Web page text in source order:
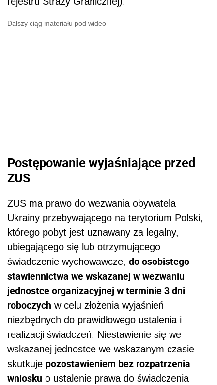
Dalszy ciąg materiału pod wideo
Postępowanie wyjaśniające przed
ZUS
ZUS ma prawo do wezwania obywatela
Ukrainy przebywającego na terytorium Polski,
którego pobyt jest uznawany za legalny,
ubiegającego się lub otrzymującego
świadczenie wychowawcze, do osobistego
stawiennictwa we wskazanej w wezwaniu
jednostce organizacyjnej w terminie 3 dni
roboczych w celu złożenia wyjaśnień
niezbędnych do prawidłowego ustalenia i
realizacji świadczeń. Niestawienie się we
wskazanej jednostce we wskazanym czasie
skutkuje pozostawieniem bez rozpatrzenia
wniosku o ustalenie prawa do świadczenia